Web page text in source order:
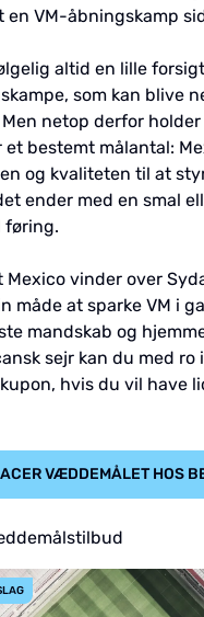
en VM-åbningskamp
altid en lille
som kan blive
netop derfor
et bestemt målantal:
og kvaliteten til at
ender med en smal
føring.
Mexico vinder over
måde at sparke VM i
mandskab og
sejr kan du med
hvis du vil have
VÆDDEMÅLET HOS